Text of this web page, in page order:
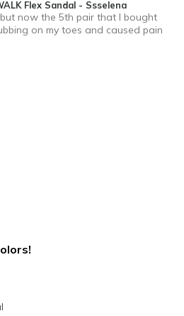
Flex Sandal - Ssselena
now the 5th pair that I bought
on my toes and caused pain
half size too big